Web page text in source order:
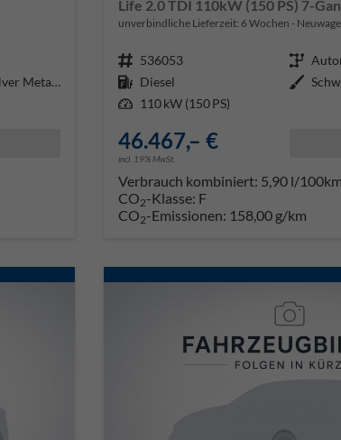
Silber, Oyster Silver Metallic (
Life 2.0 TDI 110kW (150 PS) 7-
unverbindliche Lieferzeit: 6 Wochen
Fahrzeugnr. 536053 Getriebe
Kraftstoff Diesel Außenfarbe
Leistung 110 kW (150 PS)
46.467,– €
incl. 19% MwSt.
Verbrauch kombiniert: 5,90 l/100km
CO2-Klasse: F
CO2-Emissionen: 158,00 g/km